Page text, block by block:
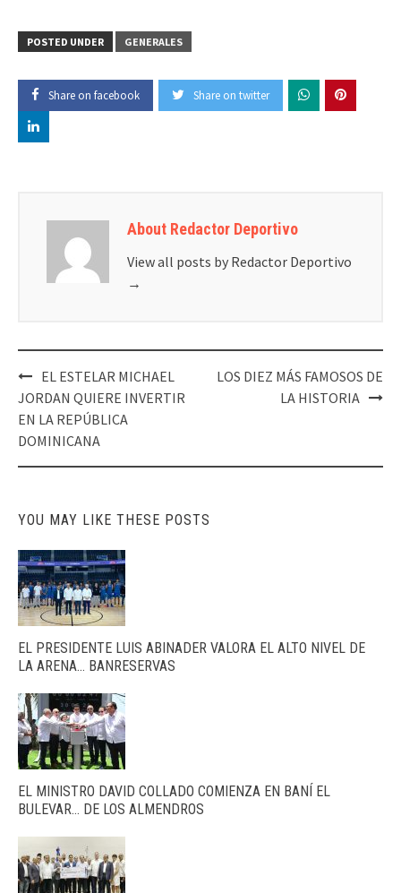
POSTED UNDER GENERALES
Share on facebook Share on twitter
About Redactor Deportivo
View all posts by Redactor Deportivo
→
Post
navigation
EL ESTELAR MICHAEL
JORDAN QUIERE INVERTIR
EN LA REPÚBLICA
DOMINICANA
LOS DIEZ MÁS FAMOSOS DE
LA HISTORIA
YOU MAY LIKE THESE POSTS
EL PRESIDENTE LUIS ABINADER VALORA EL ALTO NIVEL DE
LA ARENA… BANRESERVAS
EL MINISTRO DAVID COLLADO COMIENZA EN BANÍ EL
BULEVAR… DE LOS ALMENDROS